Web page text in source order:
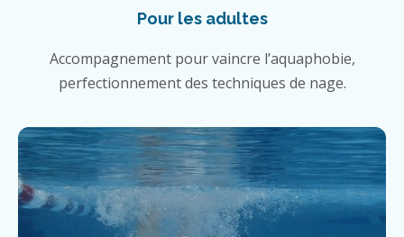
Pour les adultes
Accompagnement pour vaincre l’aquaphobie,
perfectionnement des techniques de nage.